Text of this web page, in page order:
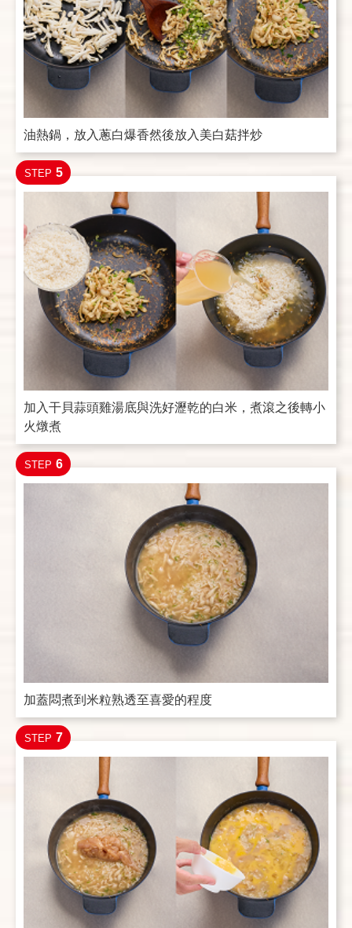
油熱鍋，放入蔥白爆香然後放入美白菇拌炒
STEP 5
加入干貝蒜頭雞湯底與洗好瀝乾的白米，煮滾之後轉小
火燉煮
STEP 6
加蓋悶煮到米粒熟透至喜愛的程度
STEP 7